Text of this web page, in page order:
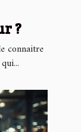
?
connaitre